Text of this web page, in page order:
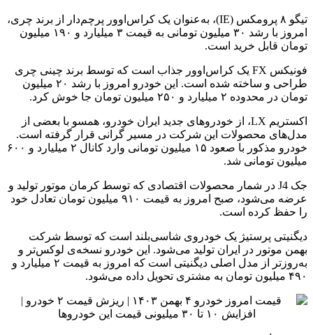
تیگو ۸ پرومکس (IE)، به‌عنوان یک کراس‌اوور پرچم‌دار از برند چری،
امروز با رشد ۳۰ میلیون تومانی به قیمت ۳ میلیارد و ۱۹۰ میلیون
تومان قابل خرید است.
فونیکس FX یک کراس‌اوور جذاب است که توسط برند چینی چری
طراحی و ساخته شده است. این خودرو امروز با رشد ۲۰ میلیون
تومان در محدوده ۲ میلیارد و ۲۵۰ میلیون تومان جا خوش کرد.
اکستریم LX، از خودروهای جدید ایران خودرو، همسو با بعضی از
مدل‌های محصولات این شرکت در مسیر گرانی قرار گرفته است.
خودرو مذکور با صعود ۱۵ میلیون تومانی وارد کانال ۲ میلیارد و ۶۰۰
میلیون تومانی شد.
جک J4 در شمار محصولات اقتصادی که توسط کرمان موتور تولید و
عرضه می‌شود، صبح امروز به قیمت ۹۱۰ میلیون تومان تعادل خود
را حفظ کرده است.
دیگنیتی پرستیژ یک خودروی شاسی‌بلند است که توسط شرکت
بهمن موتور در ایران تولید می‌شود. این خودرو نسخه‌ی لوکس‌تر و
به‌روزتر از مدل اصلی دیگنیتی است که امروز به قیمت ۲ میلیارد و
۴۹۰ میلیون تومان به مشتری تحویل داده می‌شود.